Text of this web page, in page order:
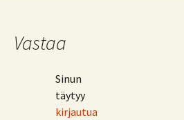
Vastaa
Sinun
täytyy
kirjautua